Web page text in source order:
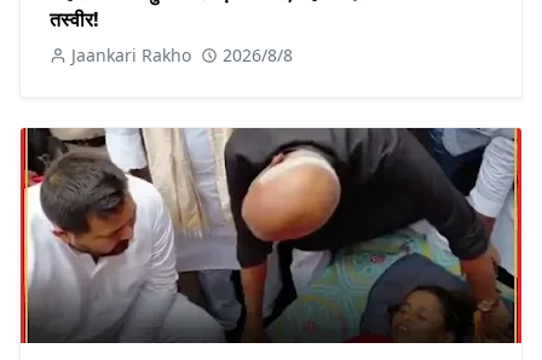
तस्वीर!
Jaankari Rakho 2026/8/8